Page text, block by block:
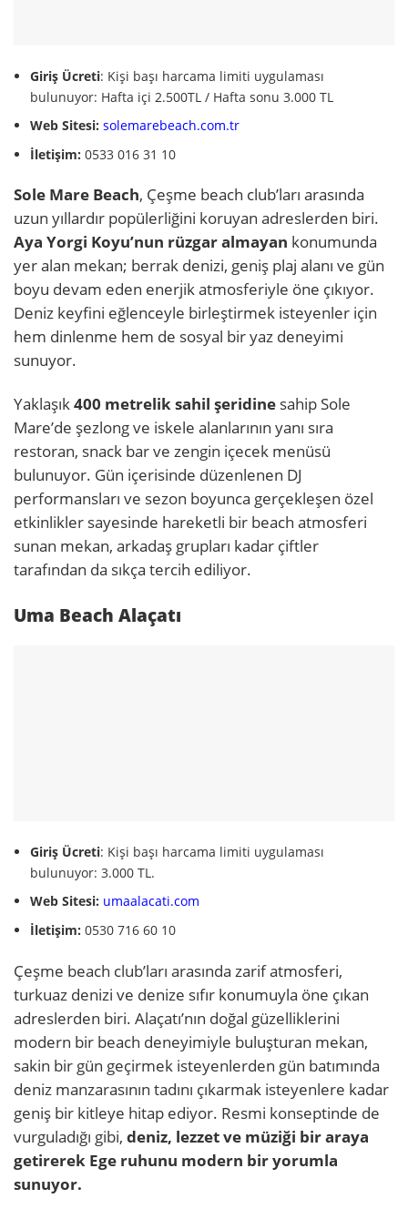
Giriş Ücreti: Kişi başı harcama limiti uygulaması
bulunuyor: Hafta içi 2.500TL / Hafta sonu 3.000 TL
Web Sitesi: solemarebeach.com.tr
İletişim: 0533 016 31 10
Sole Mare Beach, Çeşme beach club’ları arasında
uzun yıllardır popülerliğini koruyan adreslerden biri.
Aya Yorgi Koyu’nun rüzgar almayan konumunda
yer alan mekan; berrak denizi, geniş plaj alanı ve gün
boyu devam eden enerjik atmosferiyle öne çıkıyor.
Deniz keyfini eğlenceyle birleştirmek isteyenler için
hem dinlenme hem de sosyal bir yaz deneyimi
sunuyor.
Yaklaşık400 metrelik sahil şeridine sahip Sole
Mare’de şezlong ve iskele alanlarının yanı sıra
restoran, snack bar ve zengin içecek menüsü
bulunuyor. Gün içerisinde düzenlenen DJ
performansları ve sezon boyunca gerçekleşen özel
etkinlikler sayesinde hareketli bir beach atmosferi
sunan mekan, arkadaş grupları kadar çiftler
tarafından da sıkça tercih ediliyor.
Uma Beach Alaçatı
Giriş Ücreti: Kişi başı harcama limiti uygulaması
bulunuyor: 3.000 TL.
Web Sitesi: umaalacati.com
İletişim:0530 716 60 10
Çeşme beach club’ları arasında zarif atmosferi,
turkuaz denizi ve denize sıfır konumuyla öne çıkan
adreslerden biri. Alaçatı’nın doğal güzelliklerini
modern bir beach deneyimiyle buluşturan mekan,
sakin bir gün geçirmek isteyenlerden gün batımında
deniz manzarasının tadını çıkarmak isteyenlere kadar
geniş bir kitleye hitap ediyor. Resmi konseptinde de
vurguladığı gibi, deniz, lezzet ve müziği bir araya
getirerek Ege ruhunu modern bir yorumla
sunuyor.